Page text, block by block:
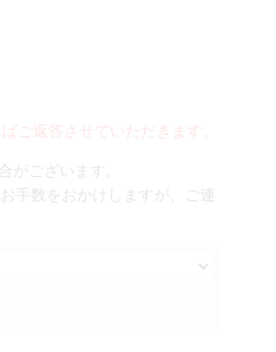
ご返答させていただきます。
がございます。
手数をおかけしますが、ご連